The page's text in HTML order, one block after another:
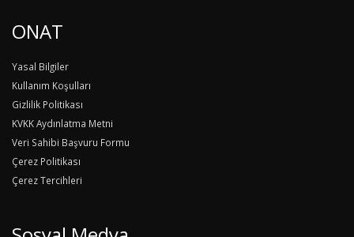
ONAT
Yasal Bilgiler
Kullanım Koşulları
Gizlilik Politikası
KVKK Aydınlatma Metni
Veri Sahibi Başvuru Formu
Çerez Politikası
Çerez Tercihleri